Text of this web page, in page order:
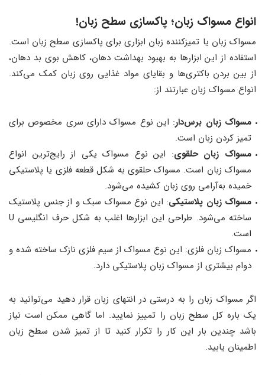
انواع مسواک زبان؛ پاکسازی سطح زبان!
مسواک زبان یا تمیزکننده زبان ابزاری برای پاکسازی سطح زبان است.
استفاده از این ابزارها به بهبود بهداشت دهان، کاهش بوی بد دهان،
از بین بردن باکتری‌ها و بقایای مواد غذایی روی زبان کمک می‌کند.
انواع مسواک زبان عبارتند از:
مسواک زبان برس‌دار: این نوع مسواک دارای سری مخصوص برای
تمیز کردن زبان است.
مسواک زبان حلقوی: این نوع مسواک یکی از رایج‌ترین انواع
مسواک زبان است. مسواک حلقوی به شکل قطعه فلزی یا پلاستیکی
خمیده به‌آرامی روی زبان کشیده می‌شود.
مسواک زبان پلاستیکی: این نوع مسواک سبک و از جنس پلاستیک
ساخته می‌شود. طراحی این ابزارها اغلب به شکل حرف انگلیسی U
است.
مسواک زبان فلزی: این نوع مسواک از سیم فلزی نازک ساخته شده و
دوام بیشتری از مسواک زبان پلاستیکی دارد.
اگر مسواک زبان را به درستی در انتهای زبان قرار دهید می‌توانید به
یک باره کل سطح زبان را تمییز نمایید. اما گاهی ممکن است نیاز
باشد چندین بار این کار را تکرار کنید تا از تمیز شدن سطح زبان
اطمینان یابید.